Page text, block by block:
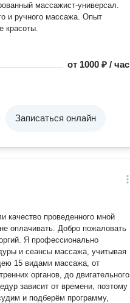
массажист-универсал.
и ручного массажа. Опыт
красоты.
от 1000 ₽ / час
Записаться онлайн
качество проведенного мной
Добро пожаловать
и сеансы массажа, учитывая
15 видами массажа, от
органов, до двигательного
и подберём программу,